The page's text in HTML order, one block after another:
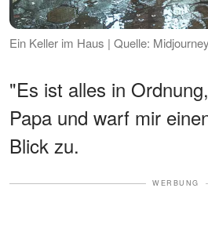
Ein Keller im Haus | Quelle: Midjourney
"Es ist alles in
Papa und warf mir
Blick zu.
WERBUNG